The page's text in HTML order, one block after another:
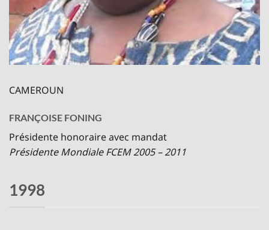
CAMEROUN
FRANÇOISE FONING
Présidente honoraire avec mandat
Présidente Mondiale FCEM 2005 – 2011
1998